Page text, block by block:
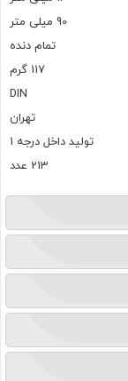
90 میلی متر
تمام دنده
117 گرم
DIN
تهران
تولید داخل درجه 1
213 عدد